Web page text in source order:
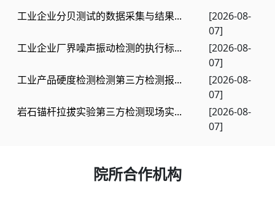
工业企业分贝测试的数据采集与结果...
[2026-08-
07]
工业企业厂界噪声振动检测的执行标...
[2026-08-
07]
工业产品硬度检测检测第三方检测报...
[2026-08-
07]
岩石锚杆拉拔实验第三方检测现场实...
[2026-08-
07]
院所合作机构